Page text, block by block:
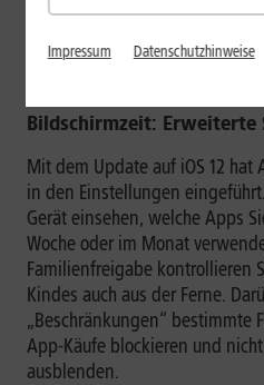
können Sie unter
Bildschirmzeit: Erweiterte
Mit dem Update auf iOS 12 hat
in den Einstellungen
Gerät einsehen, welche Apps
Woche oder im Monat
Familienfreigabe kontrollieren
Kindes auch aus der Ferne.
„Beschränkungen“ bestimmte
App-Käufe blockieren und
ausblenden.
Impressum Datenschutzhinweise